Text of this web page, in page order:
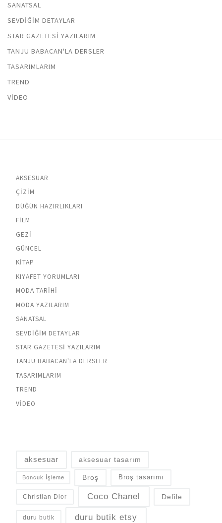
SANATSAL
SEVDIĞIM DETAYLAR
STAR GAZETESI YAZILARIM
TANJU BABACAN'LA DERSLER
TASARIMLARIM
TREND
VIDEO
AKSESUAR
ÇIZIM
DÜĞÜN HAZIRLIKLARI
FILM
GEZI
GÜNCEL
KITAP
KIYAFET YORUMLARI
MODA TARIHI
MODA YAZILARIM
SANATSAL
SEVDIĞIM DETAYLAR
STAR GAZETESI YAZILARIM
TANJU BABACAN'LA DERSLER
TASARIMLARIM
TREND
VIDEO
aksesuar aksesuar tasarım
Boncuk İşleme Broş Broş tasarımı
Christian Dior Coco Chanel Defile
duru butik duru butik etsy